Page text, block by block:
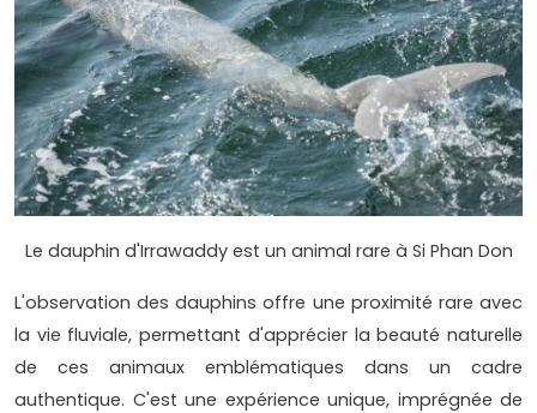
Le dauphin d'Irrawaddy est un animal rare à Si Phan Don
L'observation des dauphins offre une proximité rare avec
la vie fluviale, permettant d'apprécier la beauté naturelle
de ces animaux emblématiques dans un cadre
authentique. C'est une expérience unique, imprégnée de